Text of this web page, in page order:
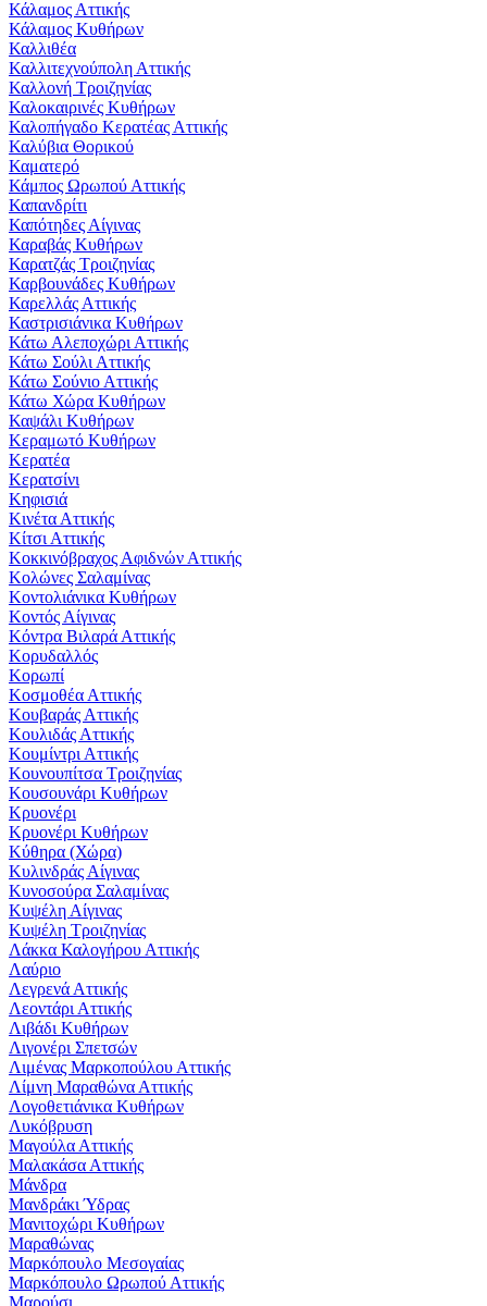
Κάλαμος Αττικής
Κάλαμος Κυθήρων
Καλλιθέα
Καλλιτεχνούπολη Αττικής
Καλλονή Τροιζηνίας
Καλοκαιρινές Κυθήρων
Καλοπήγαδο Κερατέας Αττικής
Καλύβια Θορικού
Καματερό
Κάμπος Ωρωπού Αττικής
Καπανδρίτι
Καπότηδες Αίγινας
Καραβάς Κυθήρων
Καρατζάς Τροιζηνίας
Καρβουνάδες Κυθήρων
Καρελλάς Αττικής
Καστρισιάνικα Κυθήρων
Κάτω Αλεποχώρι Αττικής
Κάτω Σούλι Αττικής
Κάτω Σούνιο Αττικής
Κάτω Χώρα Κυθήρων
Καψάλι Κυθήρων
Κεραμωτό Κυθήρων
Κερατέα
Κερατσίνι
Κηφισιά
Κινέτα Αττικής
Κίτσι Αττικής
Κοκκινόβραχος Αφιδνών Αττικής
Κολώνες Σαλαμίνας
Κοντολιάνικα Κυθήρων
Κοντός Αίγινας
Κόντρα Βιλαρά Αττικής
Κορυδαλλός
Κορωπί
Κοσμοθέα Αττικής
Κουβαράς Αττικής
Κουλιδάς Αττικής
Κουμίντρι Αττικής
Κουνουπίτσα Τροιζηνίας
Κουσουνάρι Κυθήρων
Κρυονέρι
Κρυονέρι Κυθήρων
Κύθηρα (Χώρα)
Κυλινδράς Αίγινας
Κυνοσούρα Σαλαμίνας
Κυψέλη Αίγινας
Κυψέλη Τροιζηνίας
Λάκκα Καλογήρου Αττικής
Λαύριο
Λεγρενά Αττικής
Λεοντάρι Αττικής
Λιβάδι Κυθήρων
Λιγονέρι Σπετσών
Λιμένας Μαρκοπούλου Αττικής
Λίμνη Μαραθώνα Αττικής
Λογοθετιάνικα Κυθήρων
Λυκόβρυση
Μαγούλα Αττικής
Μαλακάσα Αττικής
Μάνδρα
Μανδράκι Ύδρας
Μανιτοχώρι Κυθήρων
Μαραθώνας
Μαρκόπουλο Μεσογαίας
Μαρκόπουλο Ωρωπού Αττικής
Μαρούσι